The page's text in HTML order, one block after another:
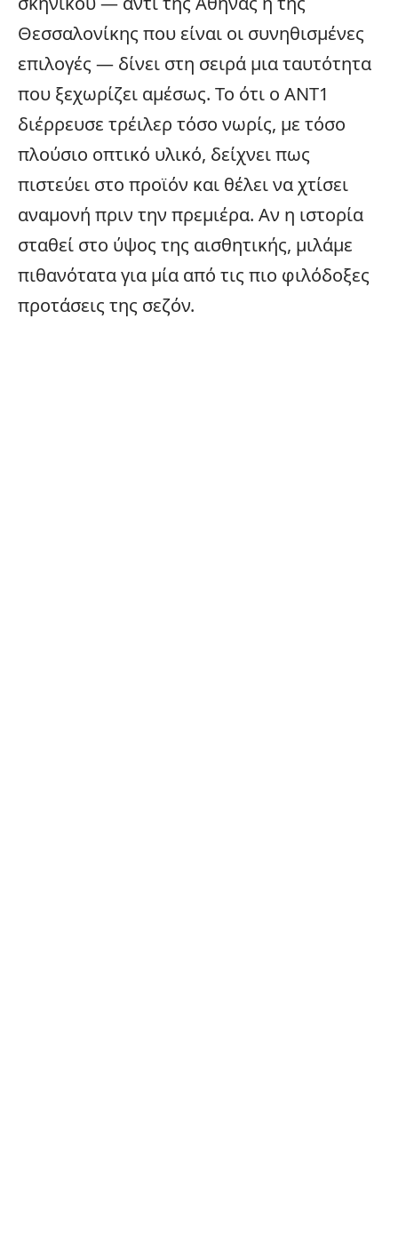
Θεσσαλονίκης που είναι οι συνηθισμένες
επιλογές — δίνει στη σειρά μια ταυτότητα
που ξεχωρίζει αμέσως. Το ότι ο ΑΝΤ1
διέρρευσε τρέιλερ τόσο νωρίς, με τόσο
πλούσιο οπτικό υλικό, δείχνει πως
πιστεύει στο προϊόν και θέλει να χτίσει
αναμονή πριν την πρεμιέρα. Αν η ιστορία
σταθεί στο ύψος της αισθητικής, μιλάμε
πιθανότατα για μία από τις πιο φιλόδοξες
προτάσεις της σεζόν.